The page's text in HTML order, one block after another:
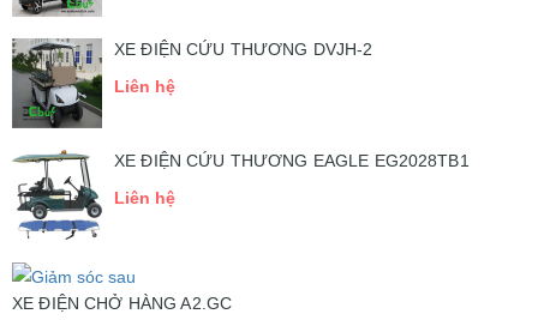
XE ĐIỆN CỨU THƯƠNG DVJH-2
Liên hệ
XE ĐIỆN CỨU THƯƠNG EAGLE EG2028TB1
Liên hệ
XE ĐIỆN CHỞ HÀNG A2.GC